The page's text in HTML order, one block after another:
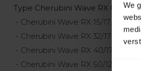
We
Type Cherubini Wave RX Ø 45
- Cherubini Wave RX 15/17 - 15
- Cherubini Wave RX 32/17 - 32
- Cherubini Wave RX 40/17 - 40
- Cherubini Wave RX 50/12 - 50